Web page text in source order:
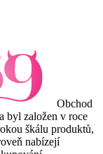
Obchod
byl založen v roce
škálu produktů,
nabízejí